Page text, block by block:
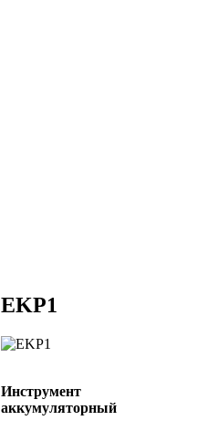
EKP1
Инструмент
аккумуляторный